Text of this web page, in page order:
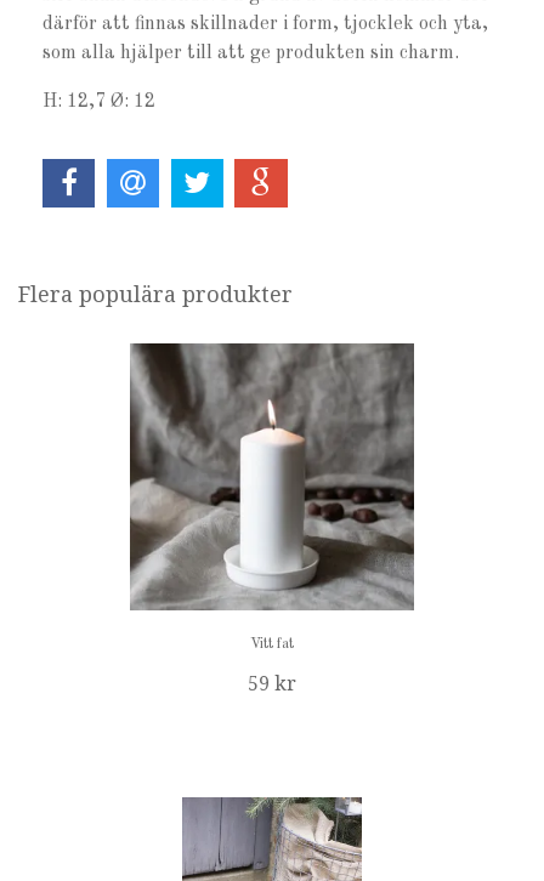
därför att finnas skillnader i form, tjocklek och yta,
som alla hjälper till att ge produkten sin charm.
H: 12,7 Ø: 12
Flera populära produkter
Vitt fat
59 kr